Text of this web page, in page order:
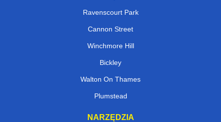
Ravenscourt Park
Cannon Street
Winchmore Hill
Bickley
Walton On Thames
Plumstead
NARZĘDZIA